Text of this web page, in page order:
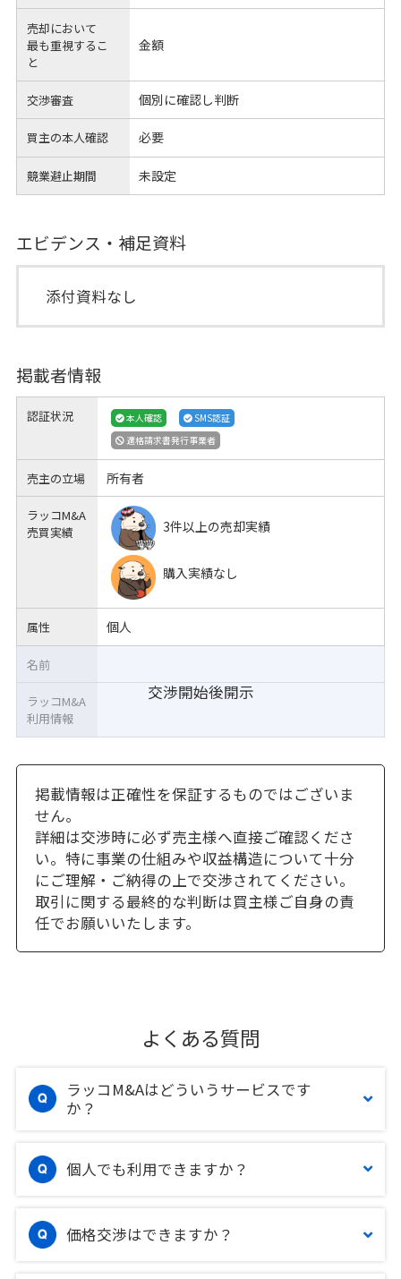
売却において
最も重視するこ
と
金額
交渉審査 個別に確認し判断
買主の本人確認 必要
競業避止期間 未設定
エビデンス・補足資料
添付資料なし
掲載者情報
認証状況 本人確認
SMS認証
適格請求書発行事業者
売主の立場 所有者
ラッコM&A
売買実績
3件以上の売却実績
購入実績なし
属性 個人
交渉開始後開示
名前
ラッコM&A
利用情報
掲載情報は正確性を保証するものではございま
せん。
詳細は交渉時に必ず売主様へ直接ご確認くださ
い。特に事業の仕組みや収益構造について十分
にご理解・ご納得の上で交渉されてください。
取引に関する最終的な判断は買主様ご自身の責
任でお願いいたします。
よくある質問
ラッコM&Aはどういうサービスです
か？
個人でも利用できますか？
価格交渉はできますか？